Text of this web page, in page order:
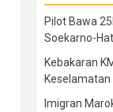
Pilot Bawa
Soekarno-
Kebakaran
Keselamatan
Imigran